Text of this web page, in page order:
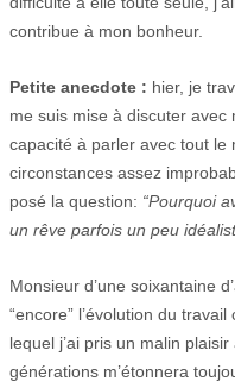
contribue à mon bonheur.
Petite anecdote : hier, je
me suis mise à discuter avec
capacité à parler avec tout le
circonstances assez
posé la question: “Pourquoi
un rêve parfois un peu
Monsieur d’une soixantaine
“encore” l’évolution du
lequel j’ai pris un malin
générations m’étonnera